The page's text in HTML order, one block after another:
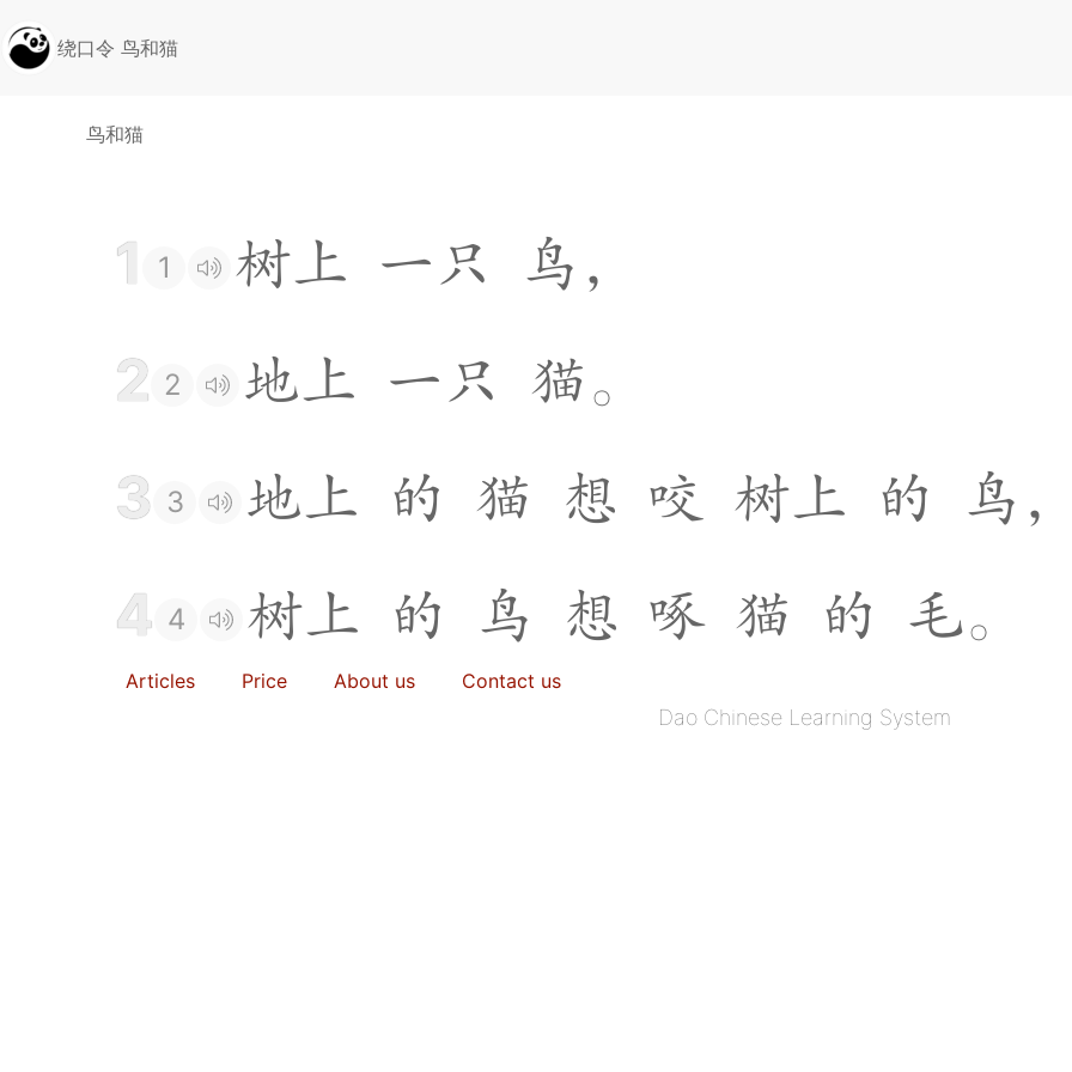
绕口令 鸟和猫
鸟和猫
1 1 树上 一只 鸟 ，
2 2 地上 一只 猫。
3 3 地上 的 猫 想 咬 树上 的 鸟
4 4 树上 的 鸟 想 啄 猫 的 毛。
Articles Price About us Contact us
Dao Chinese Learning System